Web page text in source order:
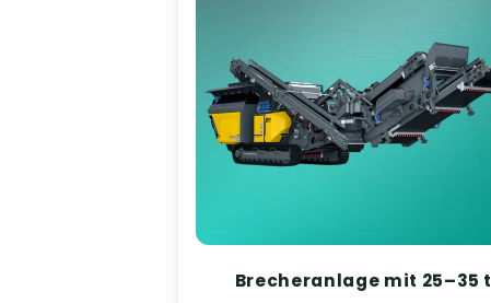
Brecheranlage mit 25–35 t